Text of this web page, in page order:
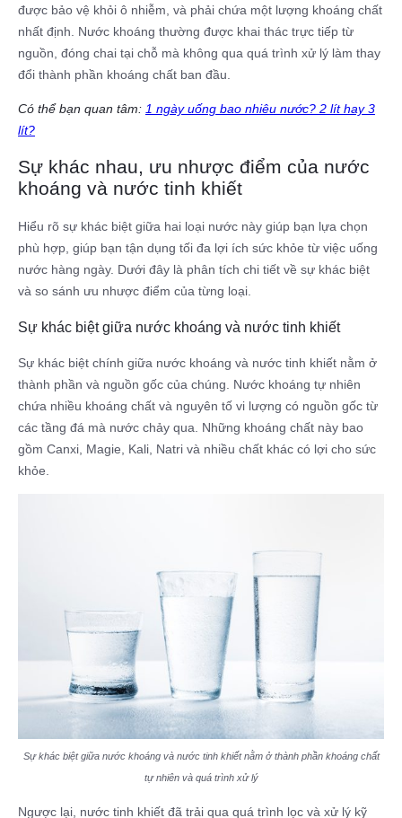
được bảo vệ khỏi ô nhiễm, và phải chứa một lượng khoáng chất
nhất định. Nước khoáng thường được khai thác trực tiếp từ
nguồn, đóng chai tại chỗ mà không qua quá trình xử lý làm thay
đổi thành phần khoáng chất ban đầu.
Có thể bạn quan tâm: 1 ngày uống bao nhiêu nước? 2 lít hay 3
lít?
Sự khác nhau, ưu nhược điểm của nước
khoáng và nước tinh khiết
Hiểu rõ sự khác biệt giữa hai loại nước này giúp bạn lựa chọn
phù hợp, giúp bạn tận dụng tối đa lợi ích sức khỏe từ việc uống
nước hàng ngày. Dưới đây là phân tích chi tiết về sự khác biệt
và so sánh ưu nhược điểm của từng loại.
Sự khác biệt giữa nước khoáng và nước tinh khiết
Sự khác biệt chính giữa nước khoáng và nước tinh khiết nằm ở
thành phần và nguồn gốc của chúng. Nước khoáng tự nhiên
chứa nhiều khoáng chất và nguyên tố vi lượng có nguồn gốc từ
các tầng đá mà nước chảy qua. Những khoáng chất này bao
gồm Canxi, Magie, Kali, Natri và nhiều chất khác có lợi cho sức
khỏe.
Sự khác biệt giữa nước khoáng và nước tinh khiết nằm ở thành phần khoáng chất
tự nhiên và quá trình xử lý
Ngược lại, nước tinh khiết đã trải qua quá trình lọc và xử lý kỹ